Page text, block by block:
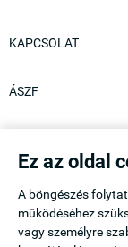
Ez az oldal
A böngészés
működéséhez
vagy személyre
KAPCSOLAT
ÁSZF